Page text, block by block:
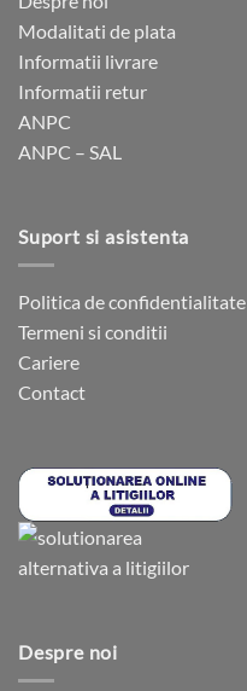
Modalitati de plata
Informatii livrare
Informatii retur
ANPC
ANPC – SAL
Suport si asistenta
Politica de confidentialitate
Termeni si conditii
Cariere
Contact
Despre noi